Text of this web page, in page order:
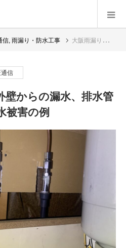
信, 雨漏り・防水工事 大阪雨漏り事例 外壁からの漏水、排水管経年劣化による漏水被害の例
通信
からの漏水、排水管
被害の例